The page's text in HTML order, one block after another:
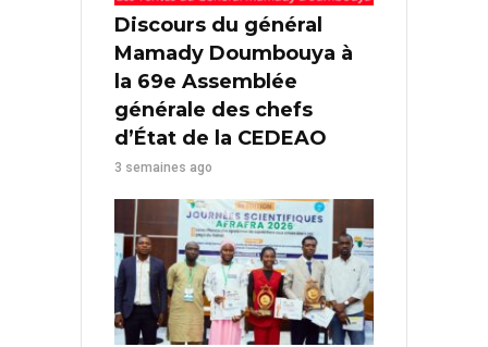
Discours du général
Mamady Doumbouya à
la 69e Assemblée
générale des chefs
d’État de la CEDEAO
3 semaines ago